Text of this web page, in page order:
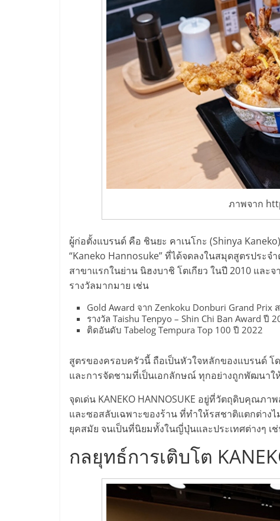
ปรึกษา
รน
ไชส์
ขาย
แฟ
รน
ไชส์
แฟ
รน
ไชส์
ภาพจาก
ผู้ก่อตั้งแบรนด์ คือ ชินยะ คาเนโกะ (Shinya
“Kaneko Hannosuke” ที่ได้จดลงในสมุดสูตรประจ
สาขาแรกในย่าน นิฮงบาชิ โตเกียว ในปี 2010 แล
รางวัลมากมาย เช่น
Gold Award จาก Zenkoku Donburi Grand Prix
รางวัล Taishu Tenpyo – Shin Chi Ban Award ปี
ติดอันดับ Tabelog Tempura Top 100 ปี 2022
สูตรของครอบครัวนี้ ถือเป็นหัวใจหลักของแบรนด์ โ
และการจัดชามที่เป็นเอกลักษณ์ ทุกอย่างถูกพัฒนาใ
จุดเด่น KANEKO HANNOSUKE อยู่ที่วัตถุดิบคุณภ
และซอสลับเฉพาะของร้าน ที่ทำให้รสชาติแตกต่าง
ยุคสมัย จนเป็นที่นิยมทั้งในญี่ปุ่นและประเทศต่างๆ เ
กลยุทธ์การเติบโต